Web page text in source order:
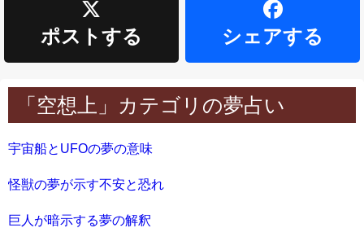
ポストする シェアする
「空想上」カテゴリの夢占い
宇宙船とUFOの夢の意味
怪獣の夢が示す不安と恐れ
巨人が暗示する夢の解釈